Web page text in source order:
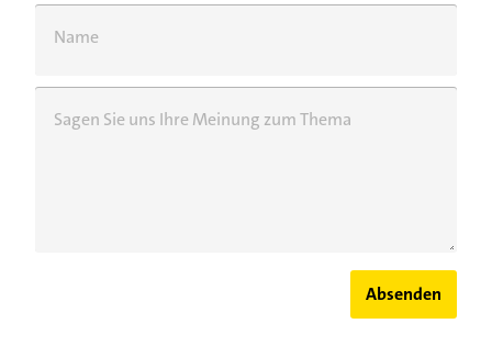
Name
Sagen Sie uns Ihre Meinung zum Thema
Absenden